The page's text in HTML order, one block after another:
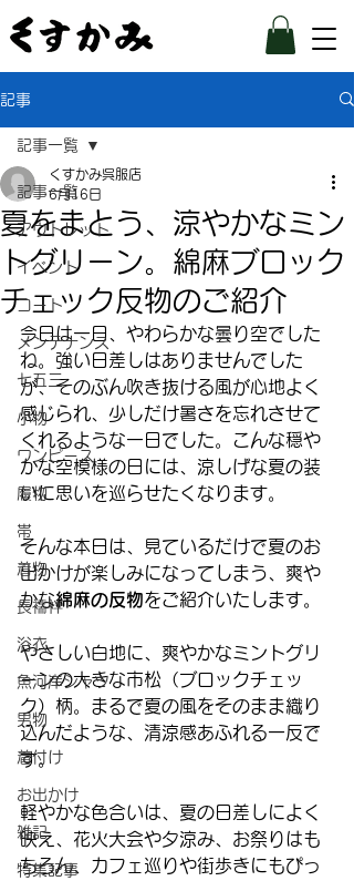
記事
記事一覧
アウトレット
イベント
コート
メンテナンス
七五三
小物
ワンピース
履物
帯
着物
長襦袢
浴衣
魚河岸シャツ
男物
着付け
お出かけ
雑記
特集記事
記事一覧
夏をまとう、涼やかなミン
トグリーン。綿麻ブロック
チェック反物のご紹介
くすかみ呉服店
6月16日
今日は一日、やわらかな曇り空でした
ね。強い日差しはありませんでした
が、そのぶん吹き抜ける風が心地よく
感じられ、少しだけ暑さを忘れさせて
くれるような一日でした。こんな穏や
かな空模様の日には、涼しげな夏の装
いに思いを巡らせたくなります。
そんな本日は、見ているだけで夏のお
出かけが楽しみになってしまう、爽や
かな綿麻の反物をご紹介いたします。
やさしい白地に、爽やかなミントグリ
ーンの大きな市松（ブロックチェッ
ク）柄。まるで夏の風をそのまま織り
込んだような、清涼感あふれる一反で
す。
軽やかな色合いは、夏の日差しによく
映え、花火大会や夕涼み、お祭りはも
ちろん、カフェ巡りや街歩きにもぴっ